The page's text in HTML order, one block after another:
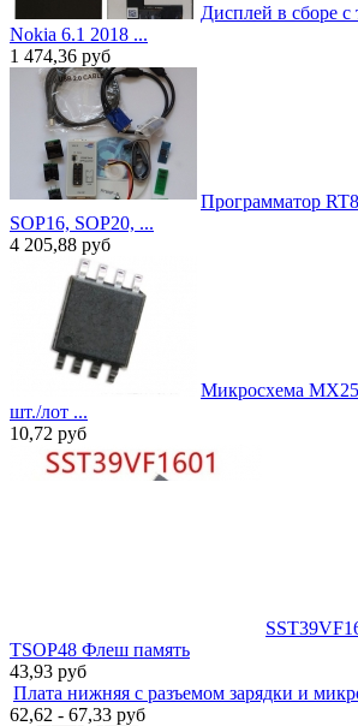
Дисплей в сборе с
Nokia 6.1 2018 ...
1 474,36 руб
Программатор
SOP16, SOP20, ...
4 205,88 руб
Микросхема
шт./лот ...
10,72 руб
TSOP48 Флеш память
43,93 руб
Плата нижняя с разъемом зарядки и
62,62 - 67,33 руб